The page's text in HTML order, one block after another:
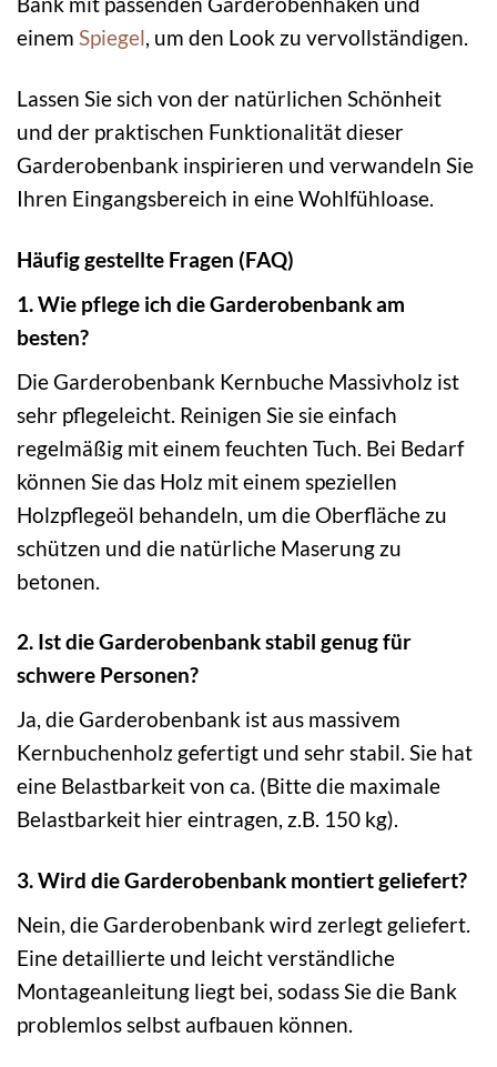
einem Spiegel, um den Look zu vervollständigen.
Lassen Sie sich von der natürlichen Schönheit
und der praktischen Funktionalität dieser
Garderobenbank inspirieren und verwandeln Sie
Ihren Eingangsbereich in eine Wohlfühloase.
Häufig gestellte Fragen (FAQ)
1. Wie pflege ich die Garderobenbank am
besten?
Die Garderobenbank Kernbuche Massivholz ist
sehr pflegeleicht. Reinigen Sie sie einfach
regelmäßig mit einem feuchten Tuch. Bei Bedarf
können Sie das Holz mit einem speziellen
Holzpflegeöl behandeln, um die Oberfläche zu
schützen und die natürliche Maserung zu
betonen.
2. Ist die Garderobenbank stabil genug für
schwere Personen?
Ja, die Garderobenbank ist aus massivem
Kernbuchenholz gefertigt und sehr stabil. Sie hat
eine Belastbarkeit von ca. (Bitte die maximale
Belastbarkeit hier eintragen, z.B. 150 kg).
3. Wird die Garderobenbank montiert geliefert?
Nein, die Garderobenbank wird zerlegt geliefert.
Eine detaillierte und leicht verständliche
Montageanleitung liegt bei, sodass Sie die Bank
problemlos selbst aufbauen können.